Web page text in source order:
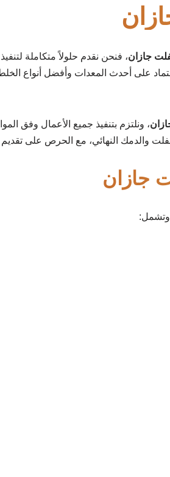
جازان، فنحن نقدم حلولاً متكاملة
على أحدث المعدات وأفضل أنواع
، ونلتزم بتنفيذ جميع الأعمال وفق
والدمك النهائي، مع الحرص على تقديم
جازان
وتشمل: